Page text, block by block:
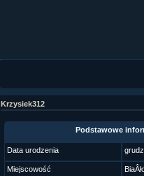
Krzysiek312
Podstawowe
Data urodzenia
Miejscowość